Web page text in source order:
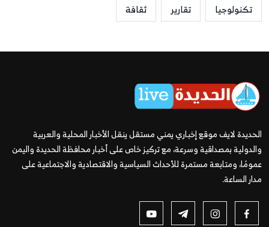
تكنولوجيا
تقارير ثقافة
الحديدة لايف موقع إخباري يمني مستقل ينقل الأخبار المحلية والعربية
والدولية بمصداقية وسرعة، مع تركيز خاص على أخبار محافظة الحديدة واليمن
عمومًا، ومتابعة مستمرة للأحداث السياسية والاقتصادية والاجتماعية على
مدار الساعة.